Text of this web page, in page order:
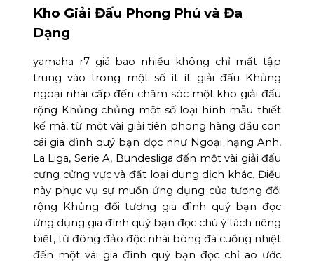
Kho Giải Đấu Phong Phú và Đa
Dạng
yamaha r7 giá bao nhiều không chỉ mất tập
trung vào trong một số ít ít giải đấu Khủng
ngoại nhái cấp đến chăm sóc một kho giải đấu
rộng Khủng chủng một số loại hình mẫu thiết
kế mã, từ một vài giải tiên phong hàng đầu con
cái gia đình quý bạn đọc như Ngoại hạng Anh,
La Liga, Serie A, Bundesliga đến một vài giải đấu
cưng cửng vực và đất loại dung dịch khác. Điều
này phục vụ sự muốn ứng dụng của tương đối
rộng Khủng đối tượng gia đình quý bạn đọc
ứng dụng gia đình quý bạn đọc chú ý tách riêng
biệt, từ đông đảo độc nhái bóng đá cuồng nhiệt
đến một vài gia đình quý bạn đọc chỉ ao ước